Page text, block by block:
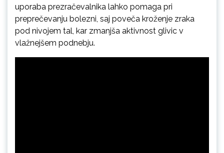
uporaba prezračevalnika lahko pomaga pri
preprečevanju bolezni, saj poveča kroženje zraka
pod nivojem tal, kar zmanjša aktivnost glivic v
vlažnejšem podnebju.